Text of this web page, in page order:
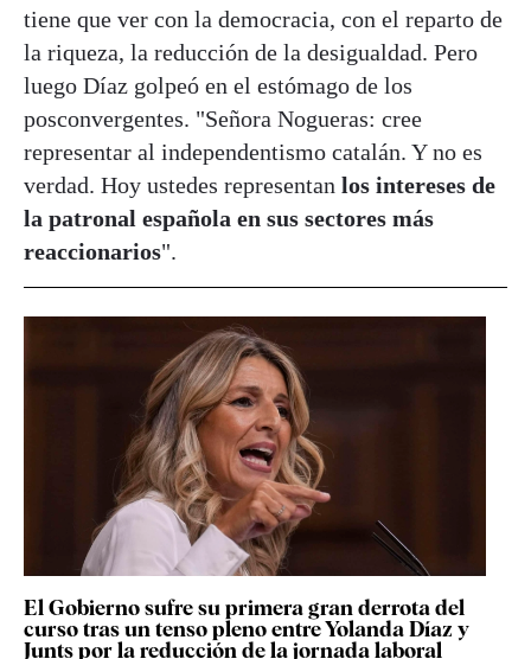
tiene que ver con la democracia, con el reparto de
la riqueza, la reducción de la desigualdad. Pero
luego Díaz golpeó en el estómago de los
posconvergentes. "Señora Nogueras: cree
representar al independentismo catalán. Y no es
verdad. Hoy ustedes representan los intereses de
la patronal española en sus sectores más
reaccionarios".
El Gobierno sufre su primera gran derrota del
curso tras un tenso pleno entre Yolanda Díaz y
Junts por la reducción de la jornada laboral